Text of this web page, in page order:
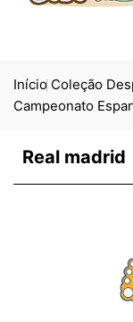
Início Coleção
Campeonato
Real madrid